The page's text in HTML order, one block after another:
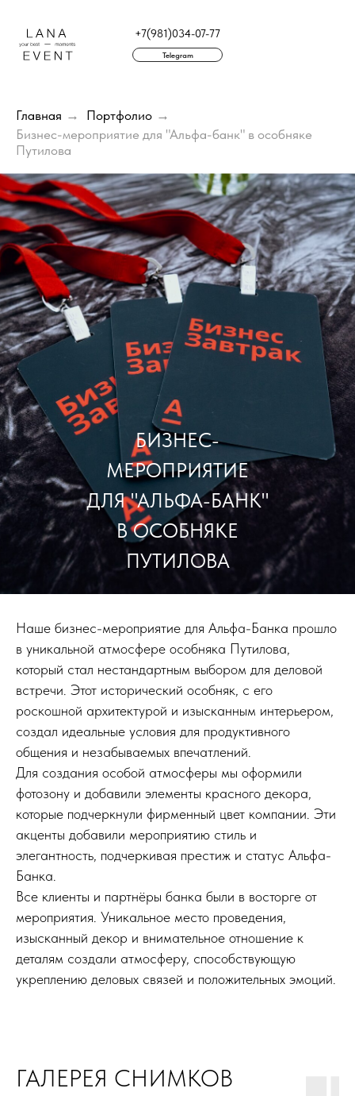
+7(981)034-07-77
Telegram
Главная → Портфолио →
Бизнес-мероприятие для "Альфа-банк" в особняке
Путилова
БИЗНЕС-
МЕРОПРИЯТИЕ
ДЛЯ "АЛЬФА-БАНК"
В ОСОБНЯКЕ
ПУТИЛОВА
Наше бизнес-мероприятие для Альфа-Банка прошло
в уникальной атмосфере особняка Путилова,
который стал нестандартным выбором для деловой
встречи. Этот исторический особняк, с его
роскошной архитектурой и изысканным интерьером,
создал идеальные условия для продуктивного
общения и незабываемых впечатлений.
Для создания особой атмосферы мы оформили
фотозону и добавили элементы красного декора,
которые подчеркнули фирменный цвет компании. Эти
акценты добавили мероприятию стиль и
элегантность, подчеркивая престиж и статус Альфа-
Банка.
Все клиенты и партнёры банка были в восторге от
мероприятия. Уникальное место проведения,
изысканный декор и внимательное отношение к
деталям создали атмосферу, способствующую
укреплению деловых связей и положительных эмоций.
ГАЛЕРЕЯ СНИМКОВ